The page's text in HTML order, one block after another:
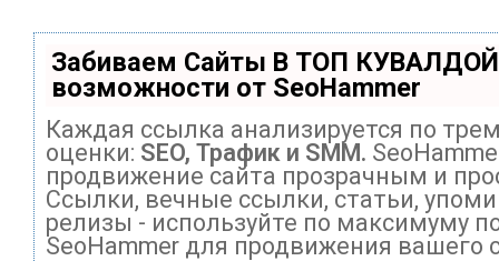
Забиваем Сайты В ТОП
возможности от SeoHammer
Каждая ссылка анализируется по
оценки: SEO, Трафик и SMM.
продвижение сайта прозрачным и
Ссылки, вечные ссылки, статьи,
релизы - используйте по максимуму
SeoHammer для продвижения вашего